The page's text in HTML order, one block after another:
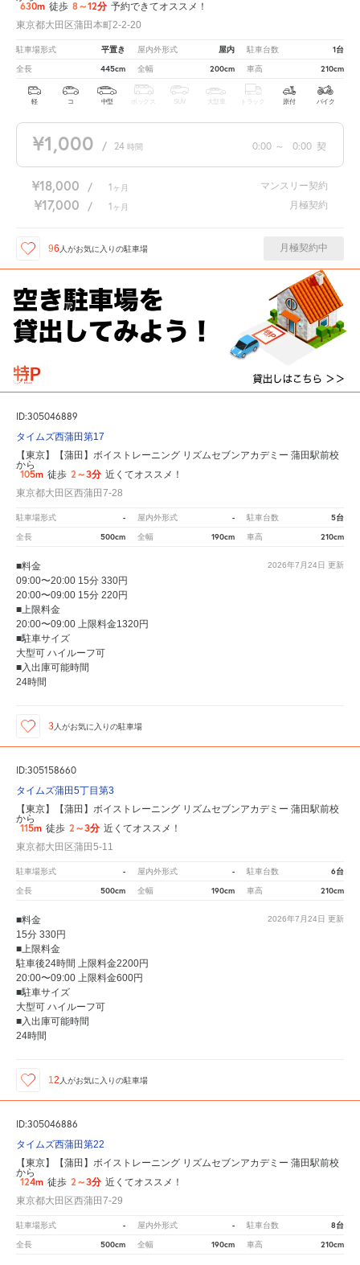
630m 徒歩 8～12分 予約できてオススメ！
東京都大田区蒲田本町2-2-20
駐車場形式 平置き 屋内外形式 屋内 駐車台数 1台
全長 445cm 全幅 200cm 車高 210cm
軽 コ 中型 ボックス SUV 大型車 トラック 原付 バイク
¥1,000 / 24 時間 0:00 ～ 0:00 契
¥18,000 / 1 ヶ月 マンスリー契約
¥17,000 / 1 ヶ月 月極契約
96 人がお気に入りの駐車場 月極契約中
ID:305046889
タイムズ西蒲田第17
【東京】【蒲田】ボイストレーニング リズムセブンアカデミー 蒲田駅前校
から
105m 徒歩 2～3分 近くてオススメ！
東京都大田区西蒲田7-28
駐車場形式 - 屋内外形式 - 駐車台数 5台
全長 500cm 全幅 190cm 車高 210cm
2026年7月24日 更新
■料金
09:00〜20:00 15分 330円
20:00〜09:00 15分 220円
■上限料金
20:00〜09:00 上限料金1320円
■駐車サイズ
大型可 ハイルーフ可
■入出庫可能時間
24時間
3 人がお気に入りの駐車場
ID:305158660
タイムズ蒲田5丁目第3
【東京】【蒲田】ボイストレーニング リズムセブンアカデミー 蒲田駅前校
から
115m 徒歩 2～3分 近くてオススメ！
東京都大田区蒲田5-11
駐車場形式 - 屋内外形式 - 駐車台数 6台
全長 500cm 全幅 190cm 車高 210cm
2026年7月24日 更新
■料金
15分 330円
■上限料金
駐車後24時間 上限料金2200円
20:00〜09:00 上限料金600円
■駐車サイズ
大型可 ハイルーフ可
■入出庫可能時間
24時間
12 人がお気に入りの駐車場
ID:305046886
タイムズ西蒲田第22
【東京】【蒲田】ボイストレーニング リズムセブンアカデミー 蒲田駅前校
から
124m 徒歩 2～3分 近くてオススメ！
東京都大田区西蒲田7-29
駐車場形式 - 屋内外形式 - 駐車台数 8台
全長 500cm 全幅 190cm 車高 210cm